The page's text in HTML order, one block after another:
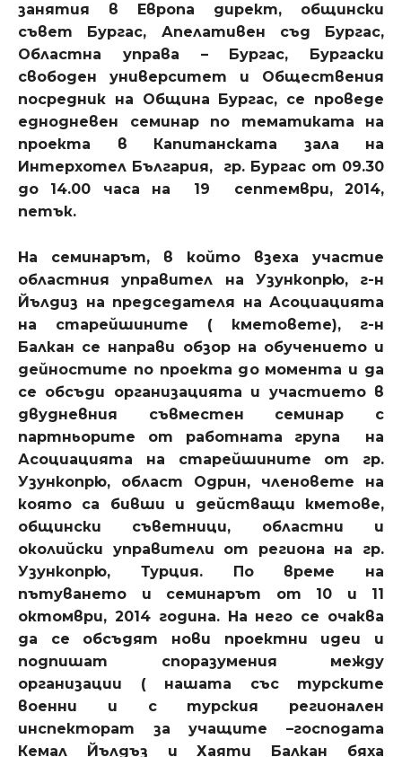
занятия в Европа директ, общински
съвет Бургас, Апелативен съд Бургас,
Областна управа – Бургас, Бургаски
свободен университет и Обществения
посредник на Община Бургас, се проведе
еднодневен семинар по тематиката на
проекта в Капитанската зала на
Интерхотел България, гр. Бургас от 09.30
до 14.00 часа на 19 септември, 2014,
петък.
На семинарът, в който взеха участие
областния управител на Узункопрю, г-н
Йълдиз на председателя на Асоциацията
на старейшините ( кметовете), г-н
Балкан се направи обзор на обучението и
дейностите по проекта до момента и да
се обсъди организацията и участието в
двудневния съвместен семинар с
партньорите от работната група на
Асоциацията на старейшините от гр.
Узункопрю, област Одрин, членовете на
която са бивши и действащи кметове,
общински съветници, областни и
околийски управители от региона на гр.
Узункопрю, Турция. По време на
пътуването и семинарът от 10 и 11
октомври, 2014 година. На него се очаква
да се обсъдят нови проектни идеи и
подпишат споразумения между
организации ( нашата със турските
военни и с турския регионален
инспекторат за учащите –господата
Кемал Йълдъз и Хаяти Балкан бяха